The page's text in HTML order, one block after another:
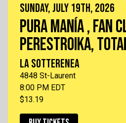
SUNDAY, JULY 19TH, 2026
PURA MANÍA , FAN
PERESTROIKA,
LA SOTTERENEA
4848 St-Laurent
8:00 PM EDT
$13.19